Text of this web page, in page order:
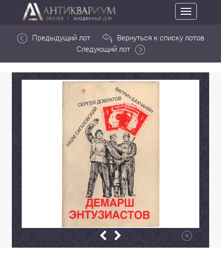
Toggle
navigation
Предыдущий лот
Вернуться к списку лотов
Следующий лот